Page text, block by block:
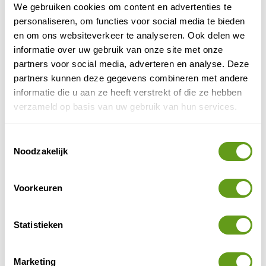
We gebruiken cookies om content en advertenties te
personaliseren, om functies voor social media te bieden
en om ons websiteverkeer te analyseren. Ook delen we
informatie over uw gebruik van onze site met onze
partners voor social media, adverteren en analyse. Deze
partners kunnen deze gegevens combineren met andere
informatie die u aan ze heeft verstrekt of die ze hebben
verzameld op basis van uw gebruik van hun services.
Noodzakelijk
Voorkeuren
Statistieken
Marketing
© Riksja Travel
Grote Boeddha Lantau Island
Zin in wat natuur? Op Lantau Eiland kan je uitstekend
wandelen. Maak de eenvoudige hike naar de
Silvermine Waterfallof bezoek deCountry Parksdie
op het eiland liggen zoals Lantau South Country Park
en Lantau North Country Park. De echte hiker heeft
onder andere naar Sunset Peak.
Ook voor mensen met kinderen is Lantau Island leuk.
Bezoek hier
met de zeven themawerelden!
4. Shing Mun Reservoir
groene oase, het Shing Mun Reservoir. Een prachtige